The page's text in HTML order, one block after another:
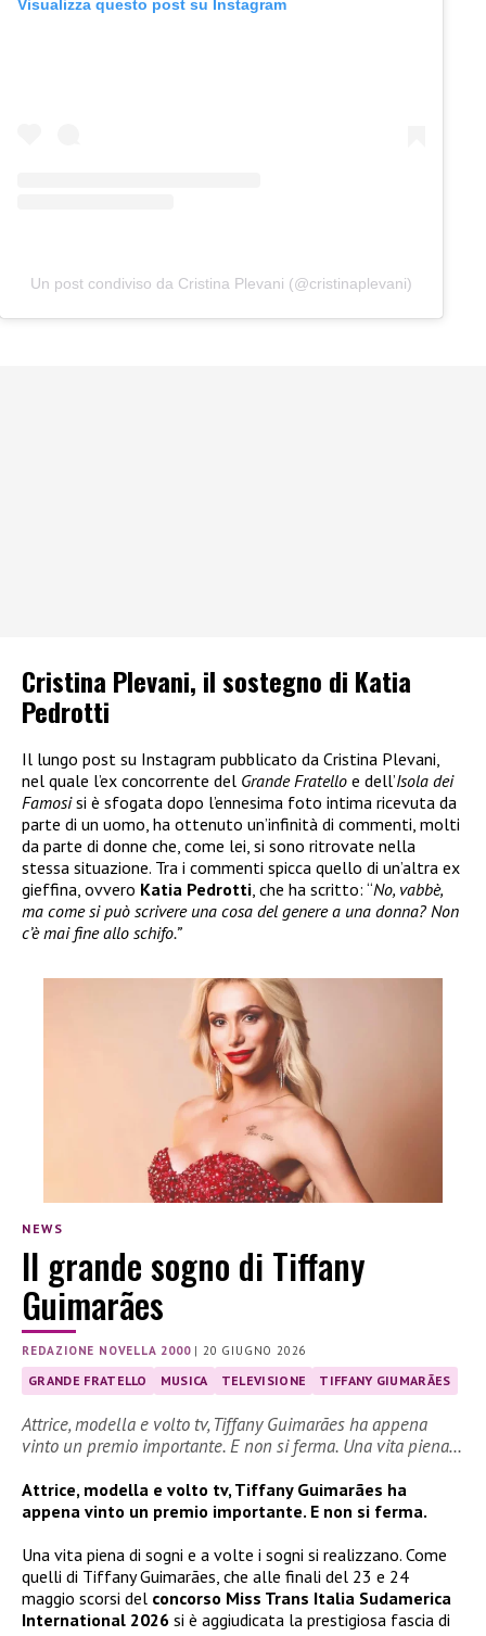
Visualizza questo post su Instagram
Un post condiviso da Cristina Plevani (@cristinaplevani)
Cristina Plevani, il sostegno di Katia
Pedrotti
Il lungo post su Instagram pubblicato da Cristina Plevani,
nel quale l’ex concorrente del Grande Fratello e dell’Isola dei
Famosisi è sfogata dopo l’ennesima foto intima ricevuta da
parte di un uomo, ha ottenuto un’infinità di commenti, molti
da parte di donne che, come lei, si sono ritrovate nella
stessa situazione. Tra i commenti spicca quello di un’altra ex
gieffina, ovvero Katia Pedrotti, che ha scritto: “No, vabbè,
ma come si può scrivere una cosa del genere a una donna? Non
c’è mai fine allo schifo.”
NEWS
Il grande sogno di Tiffany
Guimarães
REDAZIONE NOVELLA 2000|20 GIUGNO 2026
GRANDE FRATELLO MUSICA TELEVISIONE TIFFANY GIUMARÃES
Attrice, modella e volto tv, Tiffany Guimarães ha appena
vinto un premio importante. E non si ferma. Una vita piena…
Attrice, modella e volto tv, Tiffany Guimarães ha
appena vinto un premio importante. E non si ferma.
Una vita piena di sogni e a volte i sogni si realizzano. Come
quelli di Tiffany Guimarães, che alle finali del 23 e 24
maggio scorsi del concorso Miss Trans Italia Sudamerica
International 2026 si è aggiudicata la prestigiosa fascia di